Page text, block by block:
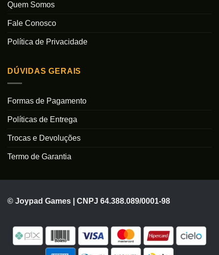
Quem Somos
Fale Conosco
Política de Privacidade
DÚVIDAS GERAIS
Formas de Pagamento
Políticas de Entrega
Trocas e Devoluções
Termo de Garantia
© Joypad Games | CNPJ 64.388.089/0001-98